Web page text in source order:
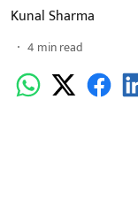
Kunal Sharma
4 min read